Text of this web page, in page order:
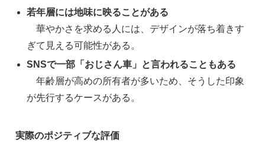
若年層には地味に映ることがある
華やかさを求める人には、デザインが落ち着きす
ぎて見える可能性がある。
SNSで一部「おじさん車」と言われることもある
年齢層が高めの所有者が多いため、そうした印象
が先行するケースがある。
実際のポジティブな評価